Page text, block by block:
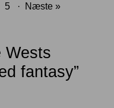
5 · Næste »
Wests
fantasy”